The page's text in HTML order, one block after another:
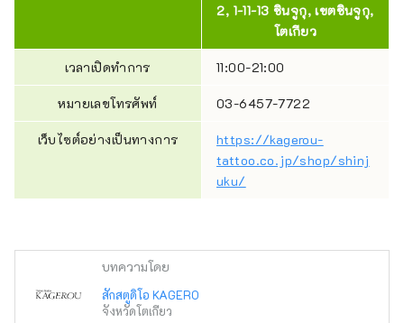
2, 1-11-13 ชินจูกุ, เขตชินจูกุ,
โตเกียว
เวลาเปิดทำการ 11:00-21:00
หมายเลขโทรศัพท์ 03-6457-7722
เว็บไซต์อย่างเป็นทางการ
https://kagerou-
tattoo.co.jp/shop/shinj
uku/
บทความโดย
สักสตูดิโอ KAGERO
จังหวัดโตเกียว